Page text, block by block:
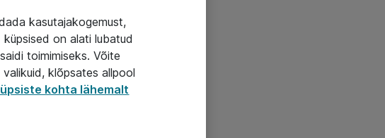
kasutajakogemust,
küpsised on alati lubatud
toimimiseks. Võite
klõpsates allpool
kohta lähemalt